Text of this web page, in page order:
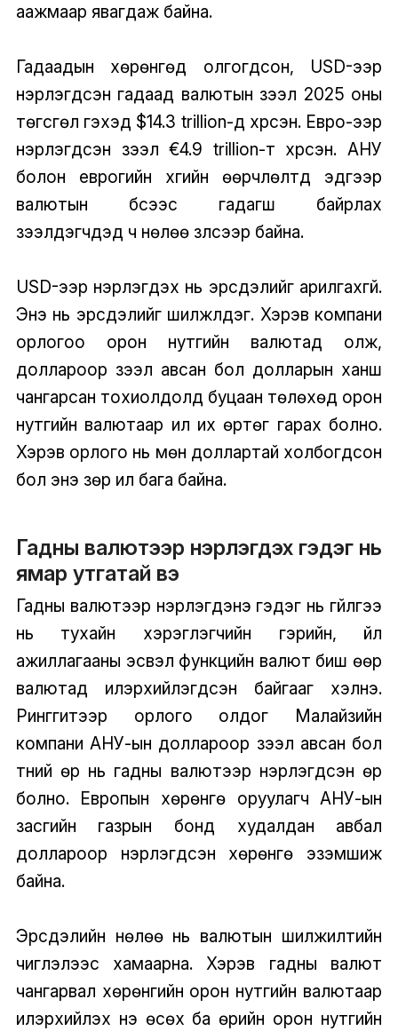
аажмаар явагдаж байна.
Гадаадын хөрөнгөд олгогдсон, USD-ээр
нэрлэгдсэн гадаад валютын зээл 2025 оны
төгсгөл гэхэд $14.3 trillion-д хүрсэн. Евро-ээр
нэрлэгдсэн зээл €4.9 trillion-т хүрсэн. АНУ
болон еврогийн хүүгийн өөрчлөлтүүд эдгээр
валютын бүсээс гадагш байрлах
зээлдэгчдэд ч нөлөө үзүүлсээр байна.
USD-ээр нэрлэгдэх нь эрсдэлийг арилгахгүй.
Энэ нь эрсдэлийг шилжүүлдэг. Хэрэв компани
орлогоо орон нутгийн валютад олж,
доллароор зээл авсан бол долларын ханш
чангарсан тохиолдолд буцаан төлөхөд орон
нутгийн валютаар илүү их өртөг гарах болно.
Хэрэв орлого нь мөн доллартай холбогдсон
бол энэ зөрүү илүү бага байна.
Гадны валютээр нэрлэгдэх гэдэг нь
ямар утгатай вэ
Гадны валютээр нэрлэгдэнэ гэдэг нь гүйлгээ
нь тухайн хэрэглэгчийн гэрийн, үйл
ажиллагааны эсвэл функцийн валют биш өөр
валютад илэрхийлэгдсэн байгааг хэлнэ.
Ринггитээр орлого олдог Малайзийн
компани АНУ-ын доллароор зээл авсан бол
түүний өр нь гадны валютээр нэрлэгдсэн өр
болно. Европын хөрөнгө оруулагч АНУ-ын
засгийн газрын бонд худалдан авбал
доллароор нэрлэгдсэн хөрөнгө эзэмшиж
байна.
Эрсдэлийн нөлөө нь валютын шилжилтийн
чиглэлээс хамаарна. Хэрэв гадны валют
чангарвал хөрөнгийн орон нутгийн валютаар
илэрхийлэх үнэ өсөх ба өрийн орон нутгийн